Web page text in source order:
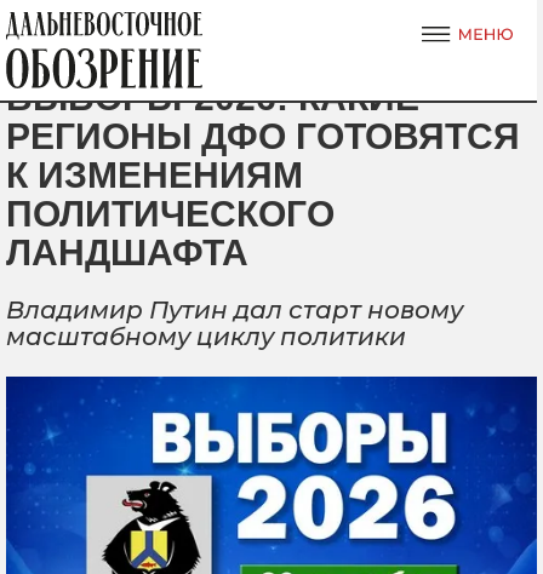
ВЫБОРЫ-2026: КАКИЕ
РЕГИОНЫ ДФО ГОТОВЯТСЯ
К ИЗМЕНЕНИЯМ
ПОЛИТИЧЕСКОГО
ЛАНДШАФТА
Владимир Путин дал старт новому
масштабному циклу политики